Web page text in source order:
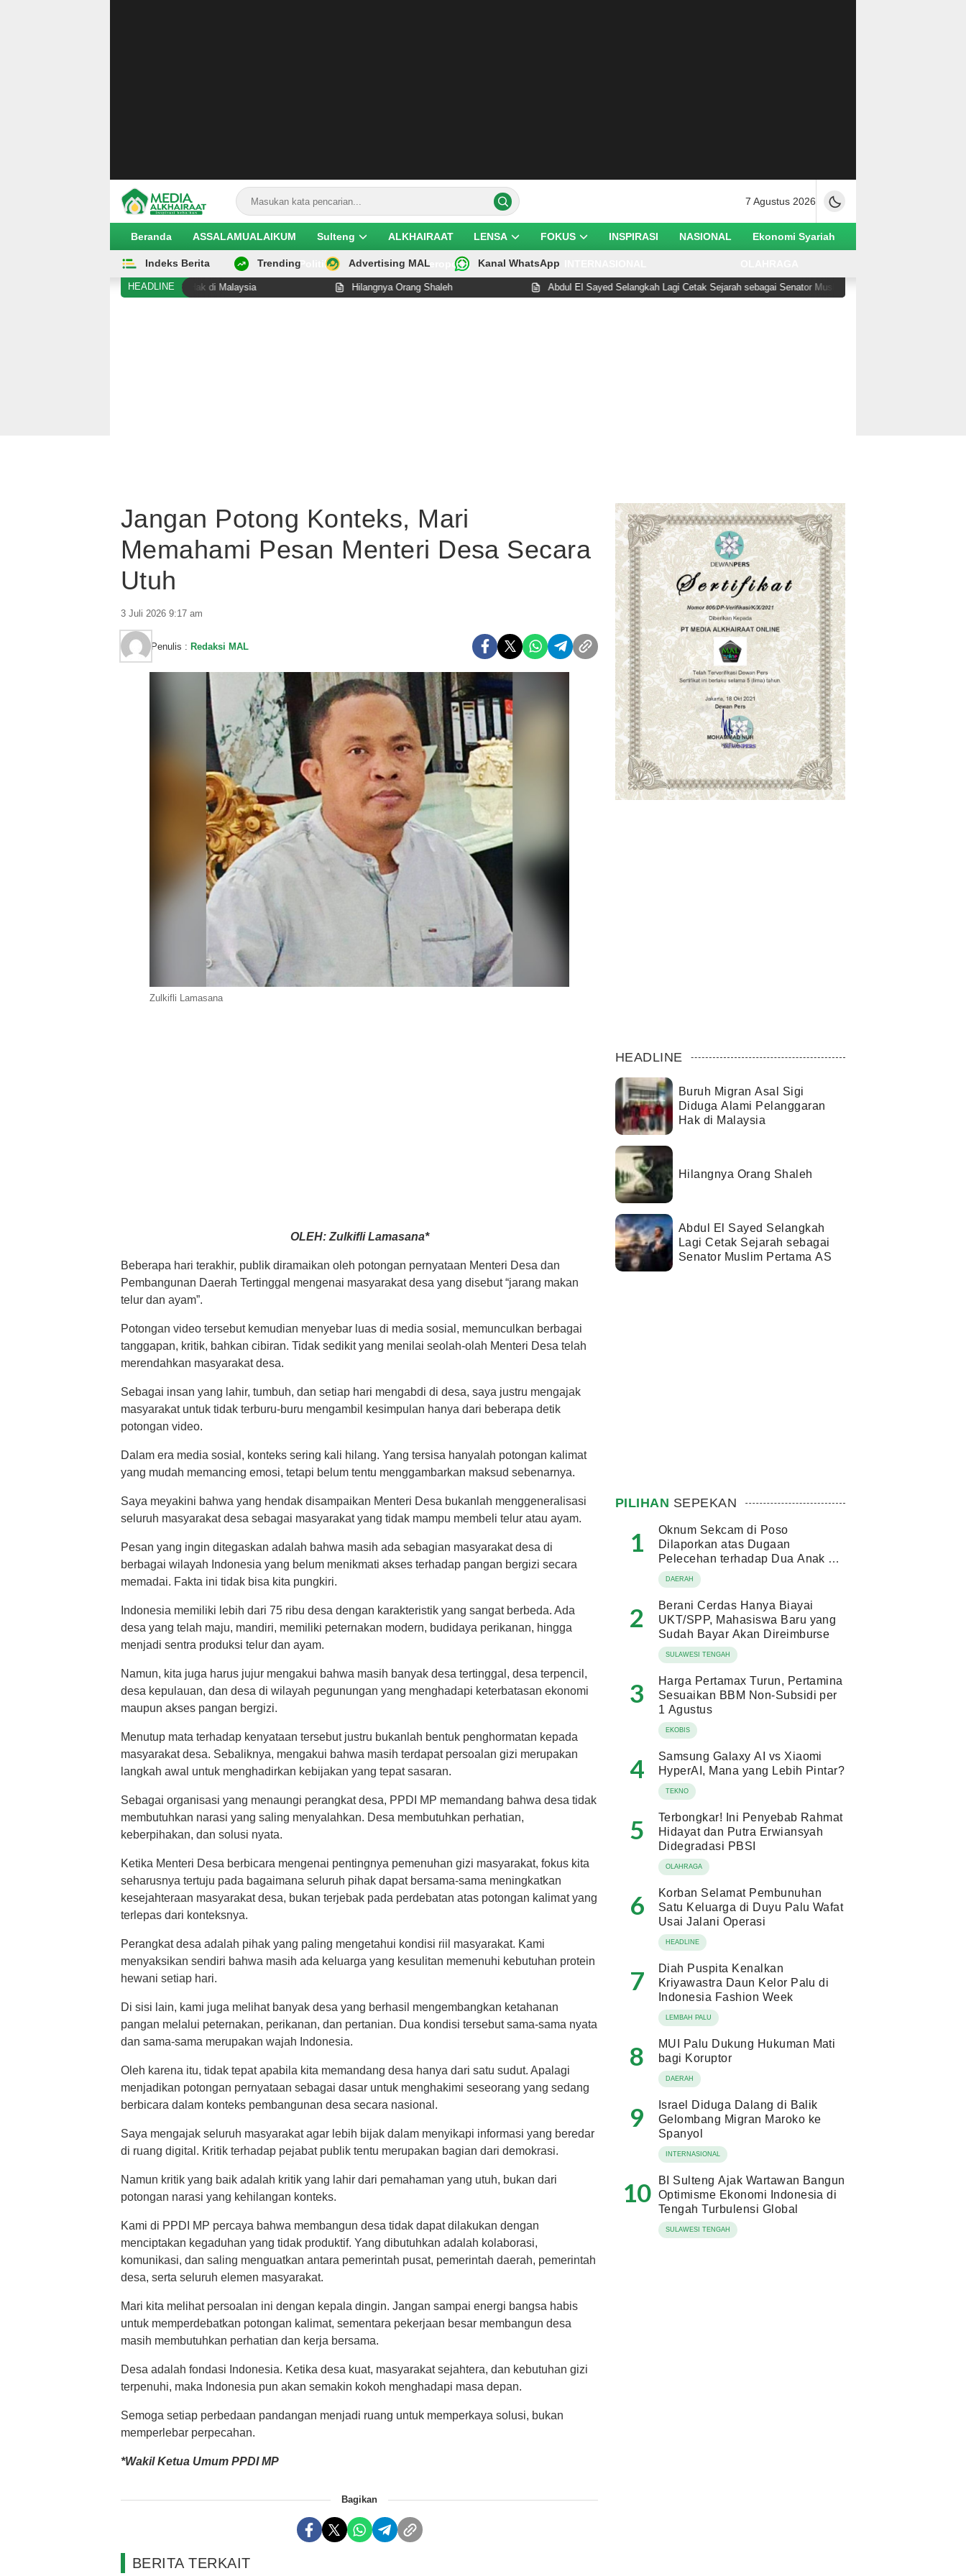
7 Agustus 2026
Beranda ASSALAMUALAIKUM Sulteng ALKHAIRAAT LENSA FOKUS INSPIRASI NASIONAL Ekonomi Syariah
EKOBIS Politik Teropong
Indeks Berita Trending Advertising MAL Kanal WhatsApp
HEADLINE
Sigi Diduga Alami Pelanggaran Hak di Malaysia Hilangnya Orang Shaleh Abdul El Sayed Selangkah Lagi Cetak Sejarah sebagai Senator Muslim Pertama AS
Jangan Potong Konteks, Mari
Memahami Pesan Menteri Desa Secara
Utuh
3 Juli 2026 9:17 am
Penulis : Redaksi MAL
Zulkifli Lamasana
OLEH: Zulkifli Lamasana*
Beberapa hari terakhir, publik diramaikan oleh potongan pernyataan Menteri Desa dan
Pembangunan Daerah Tertinggal mengenai masyarakat desa yang disebut “jarang makan
telur dan ayam”.
Potongan video tersebut kemudian menyebar luas di media sosial, memunculkan berbagai
tanggapan, kritik, bahkan cibiran. Tidak sedikit yang menilai seolah-olah Menteri Desa telah
merendahkan masyarakat desa.
Sebagai insan yang lahir, tumbuh, dan setiap hari mengabdi di desa, saya justru mengajak
masyarakat untuk tidak terburu-buru mengambil kesimpulan hanya dari beberapa detik
potongan video.
Dalam era media sosial, konteks sering kali hilang. Yang tersisa hanyalah potongan kalimat
yang mudah memancing emosi, tetapi belum tentu menggambarkan maksud sebenarnya.
Saya meyakini bahwa yang hendak disampaikan Menteri Desa bukanlah menggeneralisasi
seluruh masyarakat desa sebagai masyarakat yang tidak mampu membeli telur atau ayam.
Pesan yang ingin ditegaskan adalah bahwa masih ada sebagian masyarakat desa di
berbagai wilayah Indonesia yang belum menikmati akses terhadap pangan bergizi secara
memadai. Fakta ini tidak bisa kita pungkiri.
Indonesia memiliki lebih dari 75 ribu desa dengan karakteristik yang sangat berbeda. Ada
desa yang telah maju, mandiri, memiliki peternakan modern, budidaya perikanan, hingga
menjadi sentra produksi telur dan ayam.
Namun, kita juga harus jujur mengakui bahwa masih banyak desa tertinggal, desa terpencil,
desa kepulauan, dan desa di wilayah pegunungan yang menghadapi keterbatasan ekonomi
maupun akses pangan bergizi.
Menutup mata terhadap kenyataan tersebut justru bukanlah bentuk penghormatan kepada
masyarakat desa. Sebaliknya, mengakui bahwa masih terdapat persoalan gizi merupakan
langkah awal untuk menghadirkan kebijakan yang tepat sasaran.
Sebagai organisasi yang menaungi perangkat desa, PPDI MP memandang bahwa desa tidak
membutuhkan narasi yang saling menyalahkan. Desa membutuhkan perhatian,
keberpihakan, dan solusi nyata.
Ketika Menteri Desa berbicara mengenai pentingnya pemenuhan gizi masyarakat, fokus kita
seharusnya tertuju pada bagaimana seluruh pihak dapat bersama-sama meningkatkan
kesejahteraan masyarakat desa, bukan terjebak pada perdebatan atas potongan kalimat yang
terlepas dari konteksnya.
Perangkat desa adalah pihak yang paling mengetahui kondisi riil masyarakat. Kami
menyaksikan sendiri bahwa masih ada keluarga yang kesulitan memenuhi kebutuhan protein
hewani setiap hari.
Di sisi lain, kami juga melihat banyak desa yang berhasil mengembangkan ketahanan
pangan melalui peternakan, perikanan, dan pertanian. Dua kondisi tersebut sama-sama nyata
dan sama-sama merupakan wajah Indonesia.
Oleh karena itu, tidak tepat apabila kita memandang desa hanya dari satu sudut. Apalagi
menjadikan potongan pernyataan sebagai dasar untuk menghakimi seseorang yang sedang
berbicara dalam konteks pembangunan desa secara nasional.
Saya mengajak seluruh masyarakat agar lebih bijak dalam menyikapi informasi yang beredar
di ruang digital. Kritik terhadap pejabat publik tentu merupakan bagian dari demokrasi.
Namun kritik yang baik adalah kritik yang lahir dari pemahaman yang utuh, bukan dari
potongan narasi yang kehilangan konteks.
Kami di PPDI MP percaya bahwa membangun desa tidak dapat dilakukan dengan
menciptakan kegaduhan yang tidak produktif. Yang dibutuhkan adalah kolaborasi,
komunikasi, dan saling menguatkan antara pemerintah pusat, pemerintah daerah, pemerintah
desa, serta seluruh elemen masyarakat.
Mari kita melihat persoalan ini dengan kepala dingin. Jangan sampai energi bangsa habis
untuk memperdebatkan potongan kalimat, sementara pekerjaan besar membangun desa
masih membutuhkan perhatian dan kerja bersama.
Desa adalah fondasi Indonesia. Ketika desa kuat, masyarakat sejahtera, dan kebutuhan gizi
terpenuhi, maka Indonesia pun akan semakin kokoh menghadapi masa depan.
Semoga setiap perbedaan pandangan menjadi ruang untuk memperkaya solusi, bukan
memperlebar perpecahan.
*Wakil Ketua Umum PPDI MP
Bagikan
BERITA TERKAIT
HEADLINE
Buruh Migran Asal Sigi
Diduga Alami Pelanggaran
Hak di Malaysia
Hilangnya Orang Shaleh
Abdul El Sayed Selangkah
Lagi Cetak Sejarah sebagai
Senator Muslim Pertama AS
PILIHAN SEPEKAN
1
Oknum Sekcam di Poso
Dilaporkan atas Dugaan
Pelecehan terhadap Dua Anak di
Bawah Umur
DAERAH
2
Berani Cerdas Hanya Biayai
UKT/SPP, Mahasiswa Baru yang
Sudah Bayar Akan Direimburse
SULAWESI TENGAH
3
Harga Pertamax Turun, Pertamina
Sesuaikan BBM Non-Subsidi per
1 Agustus
EKOBIS
4
Samsung Galaxy AI vs Xiaomi
HyperAI, Mana yang Lebih Pintar?
TEKNO
5
Terbongkar! Ini Penyebab Rahmat
Hidayat dan Putra Erwiansyah
Didegradasi PBSI
OLAHRAGA
6
Korban Selamat Pembunuhan
Satu Keluarga di Duyu Palu Wafat
Usai Jalani Operasi
HEADLINE
7
Diah Puspita Kenalkan
Kriyawastra Daun Kelor Palu di
Indonesia Fashion Week
LEMBAH PALU
8
MUI Palu Dukung Hukuman Mati
bagi Koruptor
DAERAH
9
Israel Diduga Dalang di Balik
Gelombang Migran Maroko ke
Spanyol
INTERNASIONAL
10
BI Sulteng Ajak Wartawan Bangun
Optimisme Ekonomi Indonesia di
Tengah Turbulensi Global
SULAWESI TENGAH